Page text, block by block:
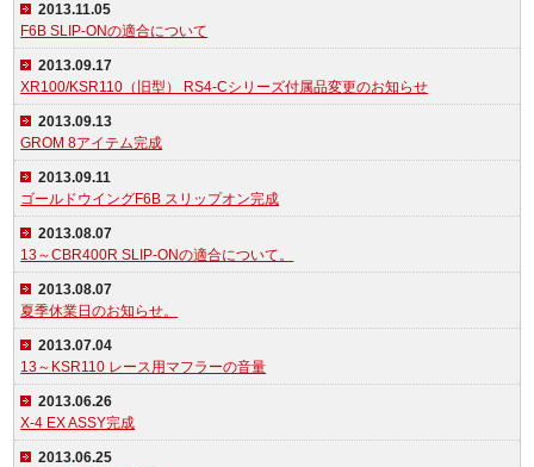
2013.11.05
F6B SLIP-ONの適合について
2013.09.17
XR100/KSR110（旧型） RS4-Cシリーズ付属品変更のお知らせ
2013.09.13
GROM 8アイテム完成
2013.09.11
ゴールドウイングF6B スリップオン完成
2013.08.07
13～CBR400R SLIP-ONの適合について。
2013.08.07
夏季休業日のお知らせ。
2013.07.04
13～KSR110 レース用マフラーの音量
2013.06.26
X-4 EX ASSY完成
2013.06.25